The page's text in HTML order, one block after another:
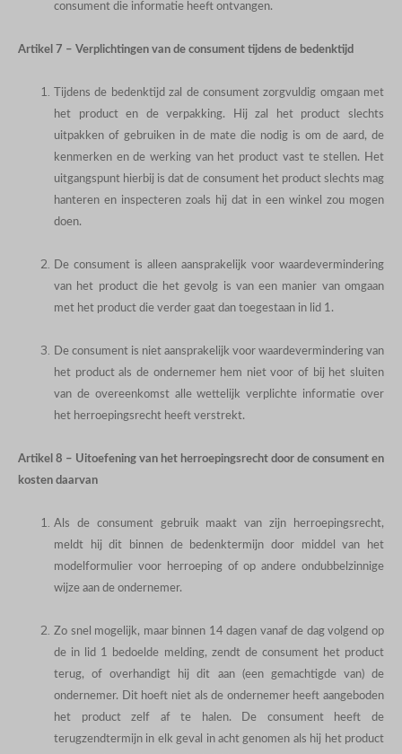
consument die informatie heeft ontvangen.
Artikel 7 – Verplichtingen van de consument tijdens de bedenktijd
Tijdens de bedenktijd zal de consument zorgvuldig omgaan met
het product en de verpakking. Hij zal het product slechts
uitpakken of gebruiken in de mate die nodig is om de aard, de
kenmerken en de werking van het product vast te stellen. Het
uitgangspunt hierbij is dat de consument het product slechts mag
hanteren en inspecteren zoals hij dat in een winkel zou mogen
doen.
De consument is alleen aansprakelijk voor waardevermindering
van het product die het gevolg is van een manier van omgaan
met het product die verder gaat dan toegestaan in lid 1.
De consument is niet aansprakelijk voor waardevermindering van
het product als de ondernemer hem niet voor of bij het sluiten
van de overeenkomst alle wettelijk verplichte informatie over
het herroepingsrecht heeft verstrekt.
Artikel 8 – Uitoefening van het herroepingsrecht door de consument en
kosten daarvan
Als de consument gebruik maakt van zijn herroepingsrecht,
meldt hij dit binnen de bedenktermijn door middel van het
modelformulier voor herroeping of op andere ondubbelzinnige
wijze aan de ondernemer.
Zo snel mogelijk, maar binnen 14 dagen vanaf de dag volgend op
de in lid 1 bedoelde melding, zendt de consument het product
terug, of overhandigt hij dit aan (een gemachtigde van) de
ondernemer. Dit hoeft niet als de ondernemer heeft aangeboden
het product zelf af te halen. De consument heeft de
terugzendtermijn in elk geval in acht genomen als hij het product